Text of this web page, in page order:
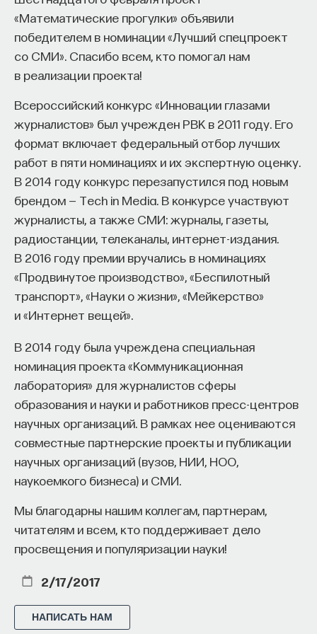
«Математические прогулки» объявили
победителем в номинации «Лучший спецпроект
со СМИ». Спасибо всем, кто помогал нам
в реализации проекта!
Всероссийский конкурс «Инновации глазами
журналистов» был учрежден РВК в 2011 году. Его
формат включает федеральный отбор лучших
работ в пяти номинациях и их экспертную оценку.
В 2014 году конкурс перезапустился под новым
брендом — Tech in Media. В конкурсе участвуют
журналисты, а также СМИ: журналы, газеты,
радиостанции, телеканалы, интернет-издания.
В 2016 году премии вручались в номинациях
«Продвинутое производство», «Беспилотный
транспорт», «Науки о жизни», «Мейкерство»
и «Интернет вещей».
В 2014 году была учреждена специальная
номинация проекта «Коммуникационная
лаборатория» для журналистов сферы
образования и науки и работников пресс-центров
научных организаций. В рамках нее оцениваются
совместные партнерские проекты и публикации
научных организаций (вузов, НИИ, НОО,
наукоемкого бизнеса) и СМИ.
Мы благодарны нашим коллегам, партнерам,
читателям и всем, кто поддерживает дело
просвещения и популяризации науки!
2/17/2017
НАПИСАТЬ НАМ
изменил медийное пространство на русском
языке. В 2021 году в Лондоне он основал компанию
Naukka, помогающую учёным
и предпринимателям превращать их идеи
команда ПостНауки запускает новый сервис —
Naukka Talents , рекрутинговое агентство,
созданное для поддержки специалистов,
желающих работать в глобальных инновационных
индустриях.
В ходе работы с научным сообществом Ивар
и его команда обнаружили, что инновационные
индустрии испытывают кадровый голод,
особенно молодые deep tech и биотех компании.
Исследование аудитории ПостНауки
подтвердило масштаб: более
заинтересованы в работе в инновационных
компаниях, но не знают, с чего начать.
Специалисты сталкиваются с тремя ключевыми
барьерами:
Недостаток информации о глобальных
индустриях и карьерных возможностях
мешает поиску подходящих ваканси; ​
Непрозрачные механизмы в инновационных
компаниях усложняют процесс
конкурировать на международном рынке​.
Что такое Naukka Talents
нонконформистах и искусственном
сознании
НАПИСАТЬ НАМ
НАД МАТЕРИАЛОМ РАБОТАЛИ
Константин Яковлев
кандидат физико-математических наук,
ведущий научный сотрудник ФИЦ ИУ РАН,
доцент факультета компьютерных наук НИУ
ТЕХНОЛОГИИ
644 публикации
ТЕХНОЛОГИИ ИСКУССТВЕННЫЙ ИНТЕЛЛЕКТ
РОБОТОТЕХНИКА РОБОТ
ИНТЕРВЬЮ С УЧЕНЫМ РУБКА ПОСТНАУКИ
ТОЧНЫЕ НАУКИ ЖУРНАЛ
Внеси свой вклад в дело